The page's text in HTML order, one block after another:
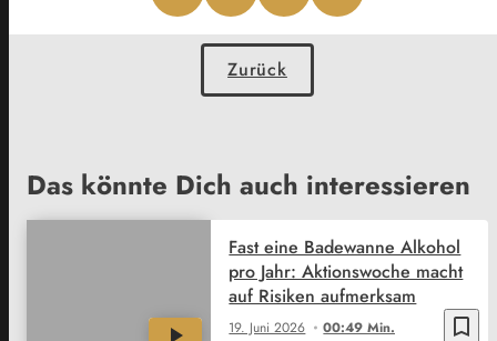
Zurück
Das könnte Dich auch interessieren
bookmark_border
19. Juni 2026 00:49 Min.
Fast eine Badewanne Alkohol
pro Jahr: Aktionswoche macht
auf Risiken aufmerksam